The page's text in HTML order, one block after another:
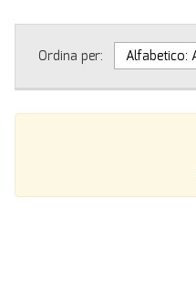
Ordina per: